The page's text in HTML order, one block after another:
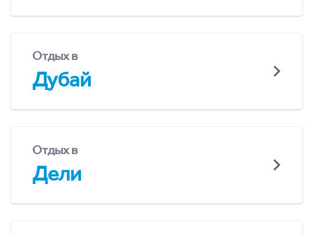
Отдых в
Дубай
Отдых в
Дели